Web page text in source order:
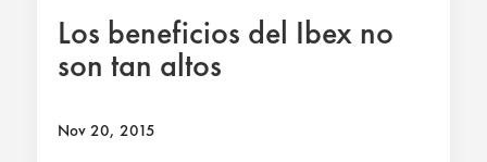
Los beneficios del Ibex no
son tan altos
Nov 20, 2015